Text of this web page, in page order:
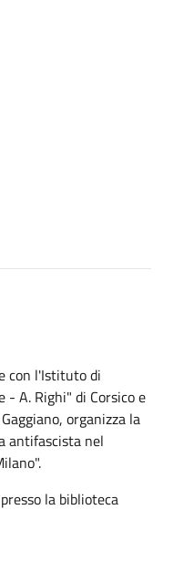
con l'Istituto di
- A. Righi" di Corsico e
organizza la
antifascista nel
la biblioteca